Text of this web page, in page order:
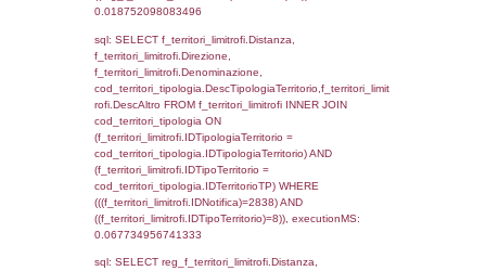
cod_territori_tipologia.IDTipologiaTerritorio)
(f_territori_limitrofi.IDTipoTerritorio =
cod_territori_tipologia.IDTerritorioTP)
(((f_territori_limitrofi.IDNotifica)=2838) AND
((f_territori_limitrofi.IDTipoTerritorio)=3)),
0.069869995117188
sql: SELECT
reg_f_territori_limitrofi.Direzione,
reg_f_territori_limitrofi.Denominazione,